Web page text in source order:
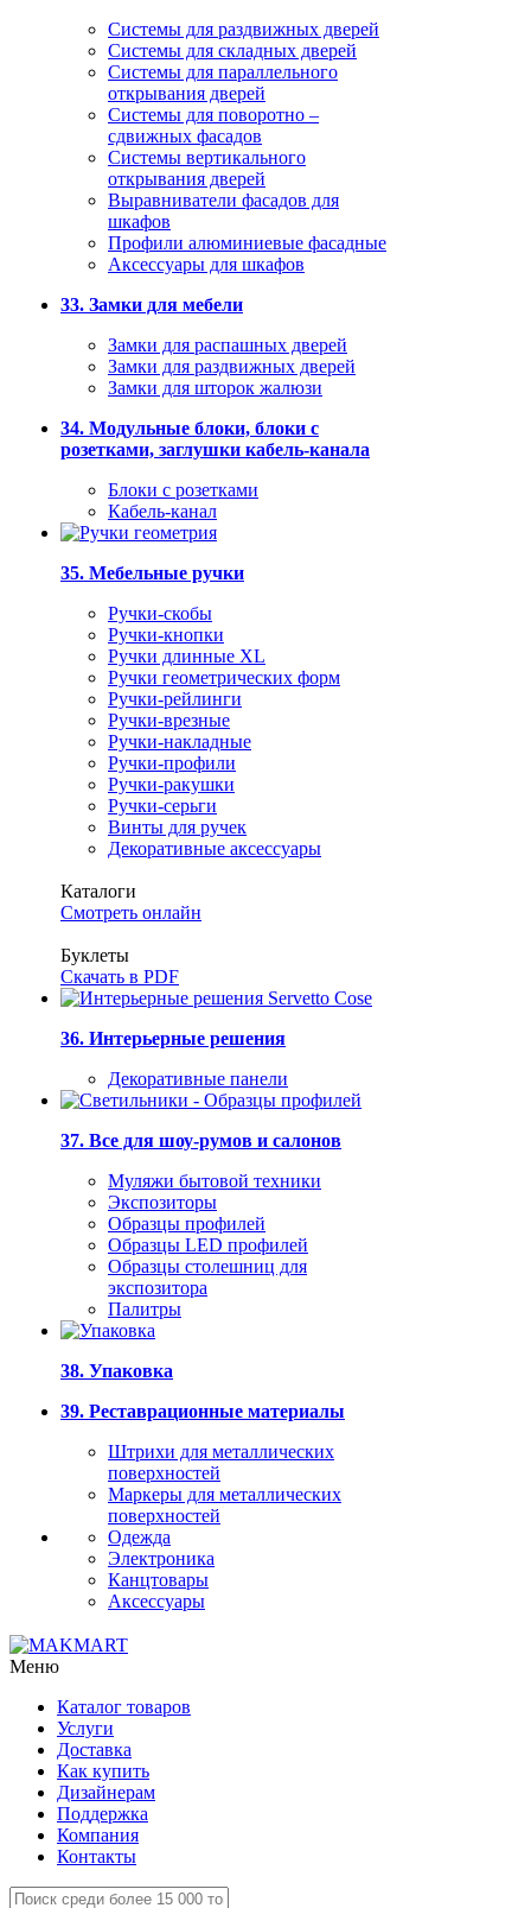
Системы для раздвижных дверей
Системы для складных дверей
Системы для параллельного
открывания дверей
Системы для поворотно –
сдвижных фасадов
Системы вертикального
открывания дверей
Выравниватели фасадов для
шкафов
Профили алюминиевые фасадные
Аксессуары для шкафов
33. Замки для мебели
Замки для распашных дверей
Замки для раздвижных дверей
Замки для шторок жалюзи
34. Модульные блоки, блоки с
розетками, заглушки кабель-канала
Блоки с розетками
Кабель-канал
35. Мебельные ручки
Ручки-скобы
Ручки-кнопки
Ручки длинные XL
Ручки геометрических форм
Ручки-рейлинги
Ручки-врезные
Ручки-накладные
Ручки-профили
Ручки-ракушки
Ручки-серьги
Винты для ручек
Декоративные аксессуары
Каталоги
Смотреть онлайн
Буклеты
Скачать в PDF
36. Интерьерные решения
Декоративные панели
37. Все для шоу-румов и салонов
Муляжи бытовой техники
Экспозиторы
Образцы профилей
Образцы LED профилей
Образцы столешниц для
экспозитора
Палитры
38. Упаковка
39. Реставрационные материалы
Штрихи для металлических
поверхностей
Маркеры для металлических
поверхностей
Одежда
Электроника
Канцтовары
Аксессуары
Меню
Каталог товаров
Услуги
Доставка
Как купить
Дизайнерам
Поддержка
Компания
Контакты